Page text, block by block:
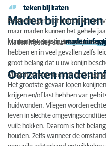
teken bij katen
Maden bij konijnen
Besmettingen met maden komen
maar maden kunnen het gehele
kunnen een ernstige
Maden bij konijnen: mogelijk
Madeninfecties en ziektes zoals
hebben en in veel gevallen zelfs
groot belang dat u uw konijn
Oorzaken
Vliegen veroorzaken de
Het grootste gevaar lopen
krijgen en/of last hebben van
huidwonden. Vliegen worden
leven in slechte
vuile hokken. Daarom is het
houden. Zelfs wanneer de